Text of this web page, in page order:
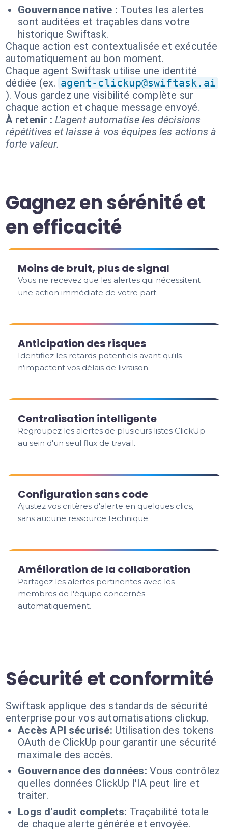
Gouvernance native : Toutes les alertes
sont auditées et traçables dans votre
historique Swiftask.
Chaque action est contextualisée et exécutée
automatiquement au bon moment.
Chaque agent Swiftask utilise une identité
dédiée (ex. agent-clickup@swiftask.ai
). Vous gardez une visibilité complète sur
chaque action et chaque message envoyé.
À retenir : L'agent automatise les décisions
répétitives et laisse à vos équipes les actions à
forte valeur.
Gagnez en sérénité et
en efficacité
Moins de bruit, plus de signal
Vous ne recevez que les alertes qui nécessitent
une action immédiate de votre part.
Anticipation des risques
Identifiez les retards potentiels avant qu'ils
n'impactent vos délais de livraison.
Centralisation intelligente
Regroupez les alertes de plusieurs listes ClickUp
au sein d'un seul flux de travail.
Configuration sans code
Ajustez vos critères d'alerte en quelques clics,
sans aucune ressource technique.
Amélioration de la collaboration
Partagez les alertes pertinentes avec les
membres de l'équipe concernés
automatiquement.
Sécurité et conformité
Swiftask applique des standards de sécurité
enterprise pour vos automatisations clickup.
Accès API sécurisé: Utilisation des tokens
OAuth de ClickUp pour garantir une sécurité
maximale des accès.
Gouvernance des données: Vous contrôlez
quelles données ClickUp l'IA peut lire et
traiter.
Logs d'audit complets: Traçabilité totale
de chaque alerte générée et envoyée.